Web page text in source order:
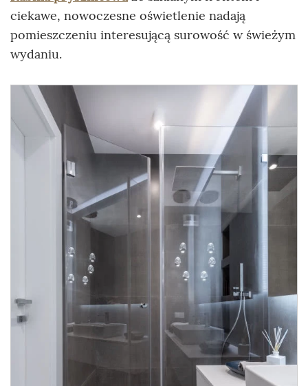
ciekawe, nowoczesne oświetlenie nadają
pomieszczeniu interesującą surowość w świeżym
wydaniu.